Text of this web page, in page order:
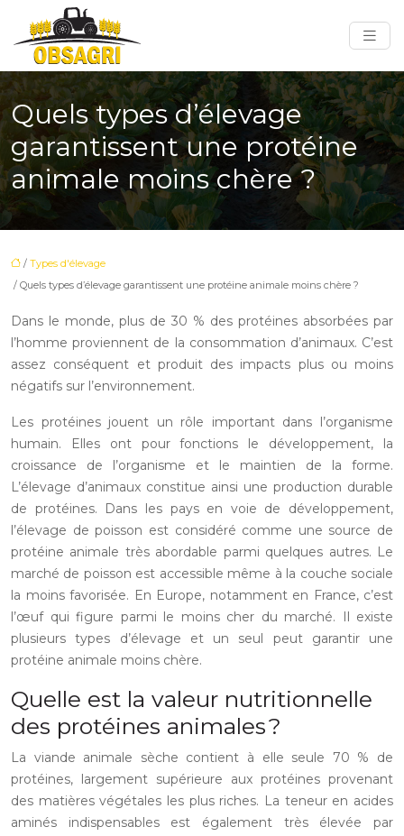
Quels types d’élevage
garantissent une protéine
animale moins chère ?
/ Types d'élevage
/ Quels types d’élevage garantissent une protéine animale moins chère ?
Dans le monde, plus de 30 % des protéines absorbées par
l’homme proviennent de la consommation d’animaux. C’est
assez conséquent et produit des impacts plus ou moins
négatifs sur l’environnement.
Les protéines jouent un rôle important dans l’organisme
humain. Elles ont pour fonctions le développement, la
croissance de l’organisme et le maintien de la forme.
L’élevage d’animaux constitue ainsi une production durable
de protéines. Dans les pays en voie de développement,
l’élevage de poisson est considéré comme une source de
protéine animale très abordable parmi quelques autres. Le
marché de poisson est accessible même à la couche sociale
la moins favorisée. En Europe, notamment en France, c’est
l’œuf qui figure parmi le moins cher du marché. Il existe
plusieurs types d’élevage et un seul peut garantir une
protéine animale moins chère.
Quelle est la valeur nutritionnelle
des protéines animales ?
La viande animale sèche contient à elle seule 70 % de
protéines, largement supérieure aux protéines provenant
des matières végétales les plus riches. La teneur en acides
aminés indispensables est également très élevée par